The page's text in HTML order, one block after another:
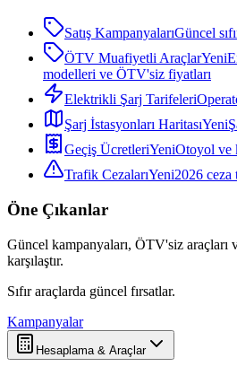
Satış KampanyalarıGüncel
ÖTV Muafiyetli AraçlarYeni
modelleri ve ÖTV'siz fiyatları
Elektrikli Şarj Tarifeleri
Şarj İstasyonları HaritasıYeni
Geçiş ÜcretleriYeniOtoyol ve
Trafik CezalarıYeni2026 ceza
Öne Çıkanlar
Güncel kampanyaları, ÖTV'siz
karşılaştır.
Sıfır araçlarda güncel fırsatlar.
Kampanyalar
Hesaplama & Araçlar